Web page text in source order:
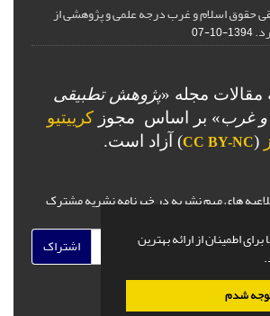
اطمینان از ارائه بهترین
شدم
حقوق اسلام و غرب درجه علمی و پژوهشی از
1394-10-07
مجله «پژوهش تطبیقی
و غرب» بر اساس مجوز کرییتیو
(
CC BY-NC) آزاد است.
های مهم نشریه در خبرنامه نشریه مشترک
اشتراک